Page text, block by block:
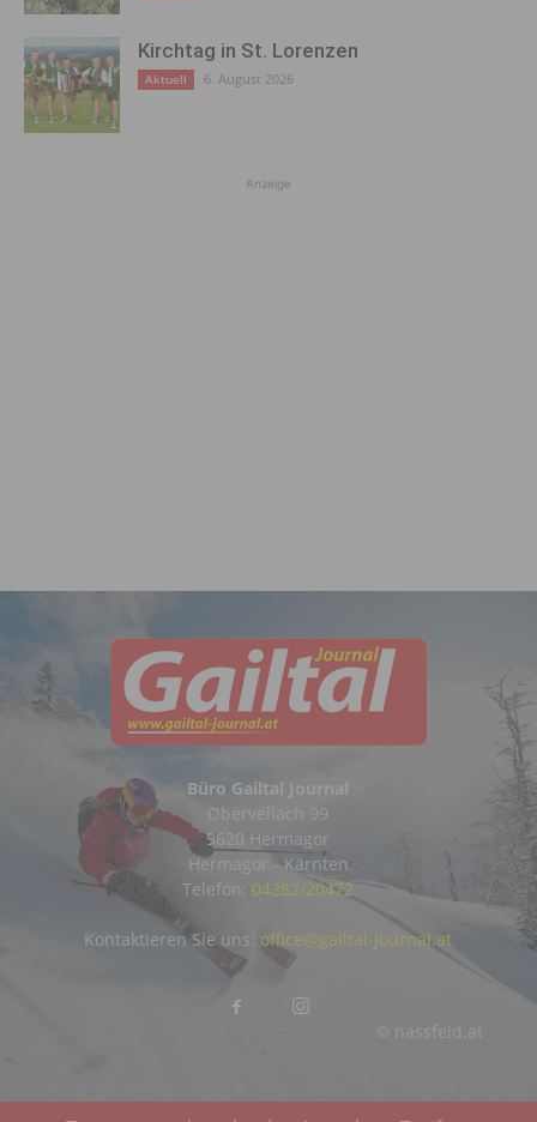
Kirchtag in St. Lorenzen
Aktuell 6. August 2026
Anzeige
Büro Gailtal Journal
Obervellach 99
9620 Hermagor
Hermagor - Kärnten
Telefon: 04282/20472
© nassfeld.at
Kontaktieren Sie uns: office@gailtal-journal.at